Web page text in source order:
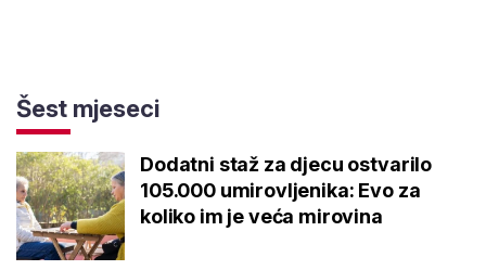
Šest mjeseci
Dodatni staž za djecu ostvarilo
105.000 umirovljenika: Evo za
koliko im je veća mirovina